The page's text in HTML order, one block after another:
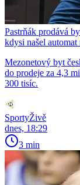
Pastrňák prodává
kdysi našel
Mezonetový byt
do prodeje za 4,3
300 tisíc.
SportyŽivě
dnes, 18:29
3 min